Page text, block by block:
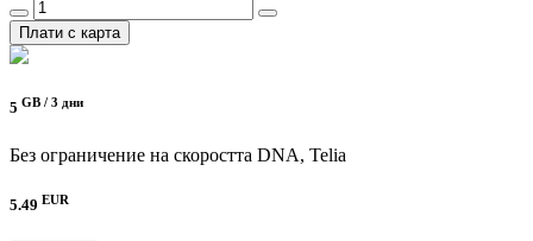
Плати с карта
5 GB / 3 дни
Без ограничение на скоростта DNA, Telia
5.49 EUR